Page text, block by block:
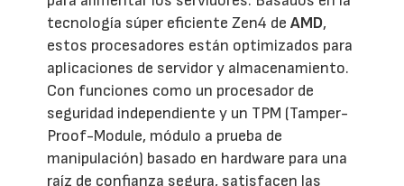
tecnología súper eficiente Zen4 deAMD,
estos procesadores están optimizados para
aplicaciones de servidor y almacenamiento.
Con funciones como un procesador de
seguridad independiente y un TPM (Tamper-
Proof-Module, módulo a prueba de
manipulación) basado en hardware para una
raíz de confianza segura, satisfacen las